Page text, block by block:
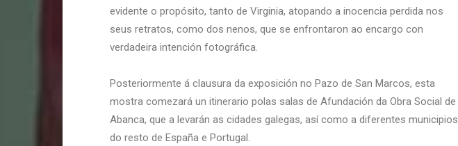
evidente o propósito, tanto de Virginia, atopando a inocencia perdida nos
seus retratos, como dos nenos, que se enfrontaron ao encargo con
verdadeira intención fotográfica.
Posteriormente á clausura da exposición no Pazo de San Marcos, esta
mostra comezará un itinerario polas salas de Afundación da Obra Social de
Abanca, que a levarán as cidades galegas, así como a diferentes municipios
do resto de España e Portugal.